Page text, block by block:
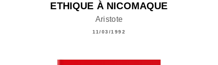
ETHIQUE À NICOMAQUE
Aristote
11/03/1992